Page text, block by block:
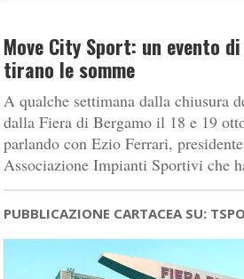
Move City Sport: un evento
tirano le somme
A qualche settimana dalla chiusura
dalla Fiera di Bergamo il 18 e 19
parlando con Ezio Ferrari,
Associazione Impianti Sportivi che
PUBBLICAZIONE CARTACEA SU: